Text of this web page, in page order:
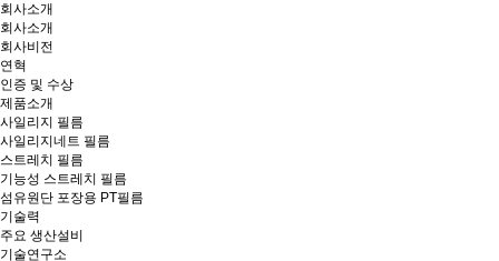
회사소개
회사소개
회사비전
연혁
인증 및 수상
제품소개
사일리지 필름
사일리지네트 필름
스트레치 필름
기능성 스트레치 필름
섬유원단 포장용 PT필름
기술력
주요 생산설비
기술연구소